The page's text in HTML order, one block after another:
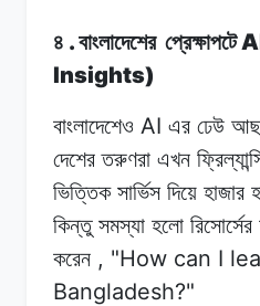
৪ .বাংলাদেশের প্রেক্ষাপটে
Insights)
বাংলাদেশেও AI এর ঢেউ
দেশের তরুণরা এখন
ভিত্তিক সার্ভিস দিয়ে হাজার
কিন্তু সমস্যা হলো রিসোর্সের
করেন , "How can I
Bangladesh?"